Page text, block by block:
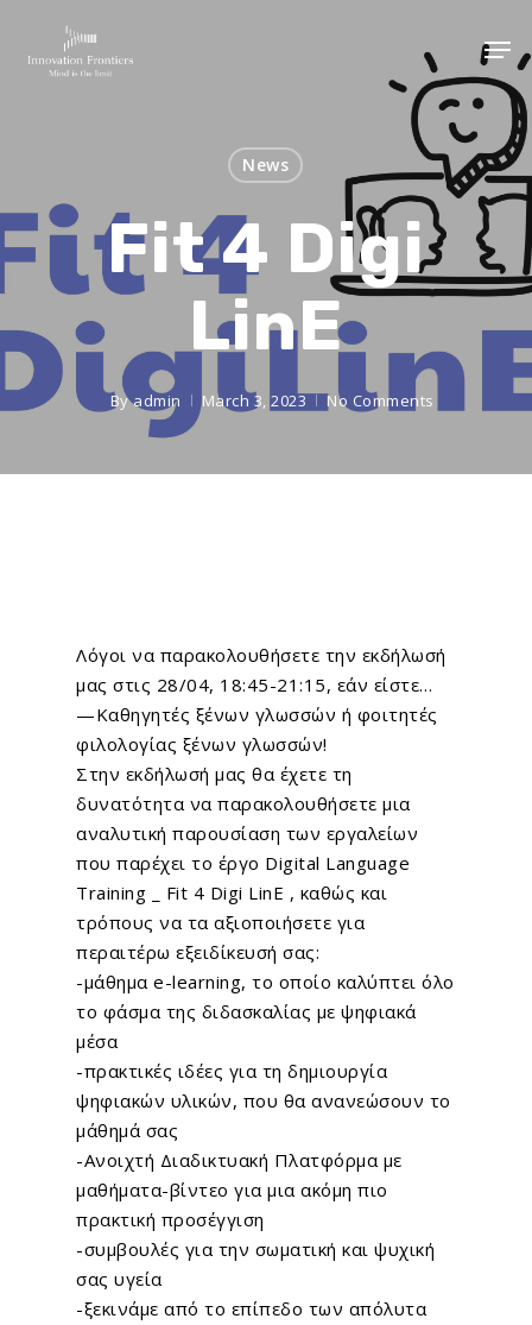
News
Fit 4 Digi
LinE
Byadmin March 3, 2023 No Comments
Λόγοι να παρακολουθήσετε την εκδήλωσή
μας στις 28/04, 18:45-21:15, εάν είστε…
—Καθηγητές ξένων γλωσσών ή φοιτητές
φιλολογίας ξένων γλωσσών!
Στην εκδήλωσή μας θα έχετε τη
δυνατότητα να παρακολουθήσετε μια
αναλυτική παρουσίαση των εργαλείων
που παρέχει το έργο Digital Language
Training _ Fit 4 Digi LinE , καθώς και
τρόπους να τα αξιοποιήσετε για
περαιτέρω εξειδίκευσή σας:
-μάθημα e-learning, το οποίο καλύπτει όλο
το φάσμα της διδασκαλίας με ψηφιακά
μέσα
-πρακτικές ιδέες για τη δημιουργία
ψηφιακών υλικών, που θα ανανεώσουν το
μάθημά σας
-Ανοιχτή Διαδικτυακή Πλατφόρμα με
μαθήματα-βίντεο για μια ακόμη πιο
πρακτική προσέγγιση
-συμβουλές για την σωματική και ψυχική
σας υγεία
-ξεκινάμε από το επίπεδο των απόλυτα